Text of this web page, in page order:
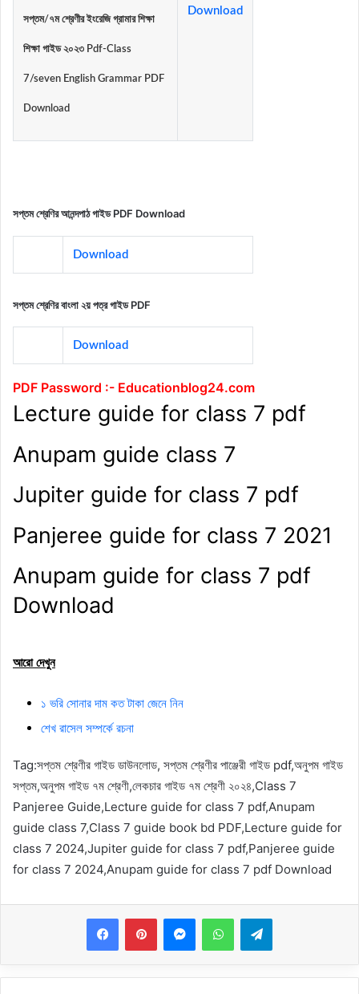
সপ্তম/৭ম শ্রেণীর ইংরেজি গ্রামার শিক্ষা
শিক্ষা গাইড ২০২৩ Pdf-Class
7/seven English Grammar PDF
Download
Download
সপ্তম শ্রেণির আনন্দপাঠ গাইড PDF Download
Download
সপ্তম শ্রেণির বাংলা ২য় পত্র গাইড PDF
Download
PDF Password :- Educationblog24.com
Lecture guide for class 7 pdf
Anupam guide class 7
Jupiter guide for class 7 pdf
Panjeree guide for class 7 2021
Anupam guide for class 7 pdf
Download
আরো দেখুন
১ ভরি সোনার দাম কত টাকা জেনে নিন
শেখ রাসেল সম্পর্কে রচনা
Tag:সপ্তম শ্রেণীর গাইড ডাউনলোড, সপ্তম শ্রেণীর পাঞ্জেরী গাইড pdf,অনুপম গাইড
সপ্তম,অনুপম গাইড ৭ম শ্রেণী,লেকচার গাইড ৭ম শ্রেণী ২০২৪,Class 7
Panjeree Guide,Lecture guide for class 7 pdf,Anupam
guide class 7,Class 7 guide book bd PDF,Lecture guide for
class 7 2024,Jupiter guide for class 7 pdf,Panjeree guide
for class 7 2024,Anupam guide for class 7 pdf Download
MessengerWhatsAppTelegram